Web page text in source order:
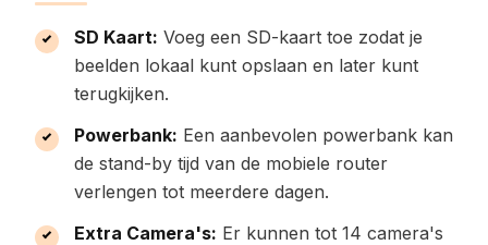
SD Kaart: Voeg een SD-kaart toe zodat je
beelden lokaal kunt opslaan en later kunt
terugkijken.
Powerbank: Een aanbevolen powerbank kan
de stand-by tijd van de mobiele router
verlengen tot meerdere dagen.
Extra Camera's: Er kunnen tot 14 camera's